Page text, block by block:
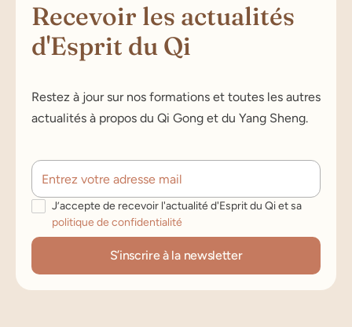
Recevoir les actualités
d'Esprit du Qi
Restez à jour sur nos formations et toutes les autres
actualités à propos du Qi Gong et du Yang Sheng.
J’accepte de recevoir l'actualité d'Esprit du Qi et sa
politique de confidentialité